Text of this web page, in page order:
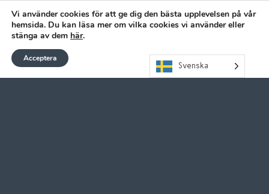
Please prove that you are human by solving the
Vi använder cookies för att ge dig den bästa upplevelsen på vår
hemsida. Du kan läsa mer om vilka cookies vi använder eller
stänga av dem här.
Acceptera
Svenska